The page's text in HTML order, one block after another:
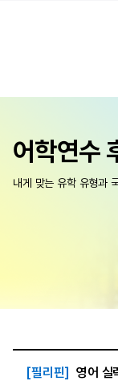
어학연수
내게 맞는 유학 유형과
[필리핀] 영어 실